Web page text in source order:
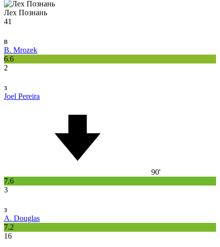
Лех Познань
41
в
B. Mrozek
6.6
2
з
Joel Pereira
90'
7.6
3
з
A. Douglas
7.2
16